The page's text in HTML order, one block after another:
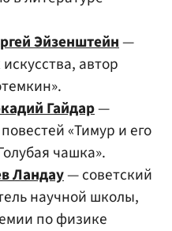
Эйзенштейн—
автор
Гайдар—
«Тимур и его
чашка».
Ландау— советский
научной школы,
по физике